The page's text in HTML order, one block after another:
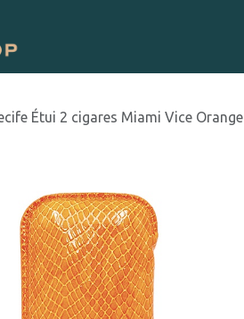
Étui 2 cigares Miami Vice Orange